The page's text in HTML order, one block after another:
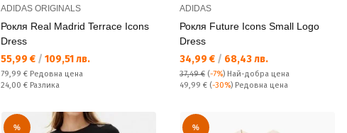
ADIDAS ORIGINALS
Рокля Real Madrid Terrace Icons
Dress
Текуща цена:
55,99 € / 109,51 лв.
Редовна цена:
79,99 € Редовна цена
Спестявате:
24,00 € Разлика
ADIDAS
Рокля Future Icons Small Logo
Dress
Текуща цена:
34,99 € / 68,43 лв.
37,49 € (-7%) Най-добра цена
Редовна цена:
49,99 € (-30%) Редовна цена
% %